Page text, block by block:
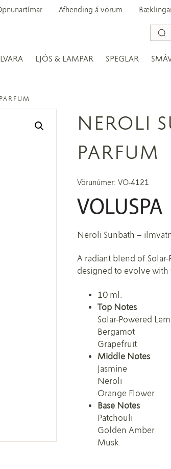
Afhending á vörum
LJÓS & LAMPAR SPEGLAR
NEROLI
PARFUM
Vörunúmer: VO-4121
Neroli Sunbath –
A radiant blend of
designed to evolve with
10 ml.
Top Notes
Solar-Powered
Bergamot
Grapefruit
Middle Notes
Jasmine
Neroli
Orange Flower
Base Notes
Patchouli
Golden Amber
Musk